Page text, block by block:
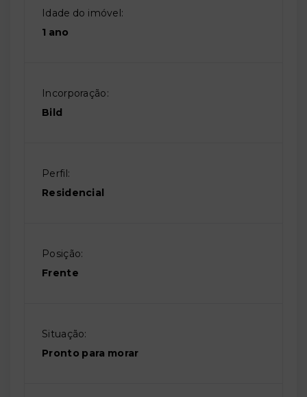
Idade do imóvel:
1 ano
Incorporação:
Bild
Perfil:
Residencial
Posição:
Frente
Situação:
Pronto para morar